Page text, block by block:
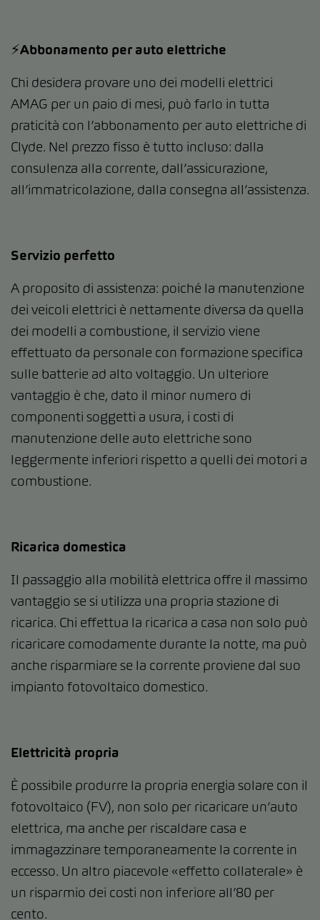
⚡️Abbonamento per auto elettriche
Chi desidera provare uno dei modelli elettrici
AMAG per un paio di mesi, può farlo in tutta
praticità con l’abbonamento per auto elettriche di
Clyde. Nel prezzo fisso è tutto incluso: dalla
consulenza alla corrente, dall’assicurazione,
all’immatricolazione, dalla consegna all’assistenza.
Servizio perfetto
A proposito di assistenza: poiché la manutenzione
dei veicoli elettrici è nettamente diversa da quella
dei modelli a combustione, il servizio viene
effettuato da personale con formazione specifica
sulle batterie ad alto voltaggio. Un ulteriore
vantaggio è che, dato il minor numero di
componenti soggetti a usura, i costi di
manutenzione delle auto elettriche sono
leggermente inferiori rispetto a quelli dei motori a
combustione.
Ricarica domestica
Il passaggio alla mobilità elettrica offre il massimo
vantaggio se si utilizza una propria stazione di
ricarica. Chi effettua la ricarica a casa non solo può
ricaricare comodamente durante la notte, ma può
anche risparmiare se la corrente proviene dal suo
impianto fotovoltaico domestico.
Elettricità propria
È possibile produrre la propria energia solare con il
fotovoltaico (FV), non solo per ricaricare un’auto
elettrica, ma anche per riscaldare casa e
immagazzinare temporaneamente la corrente in
eccesso. Un altro piacevole «effetto collaterale» è
un risparmio dei costi non inferiore all’80 per
cento.